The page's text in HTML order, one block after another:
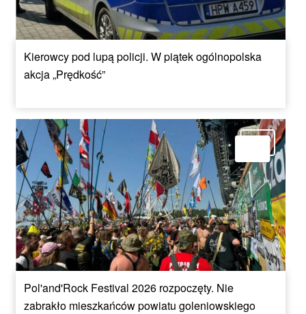
Kierowcy pod lupą policji. W piątek ogólnopolska
akcja „Prędkość”
Pol'and'Rock Festival 2026 rozpoczęty. Nie
zabrakło mieszkańców powiatu goleniowskiego